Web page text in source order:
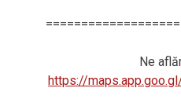
Ne
https://